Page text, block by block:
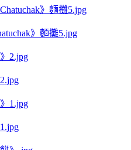
》麵攤5.jpg